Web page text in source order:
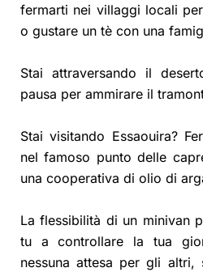
fermarti nei villaggi locali
o gustare un tè con una
Stai attraversando il
pausa per ammirare il
Stai visitando Essaouira?
nel famoso punto delle
una cooperativa di olio di
La flessibilità di un minivan
tu a controllare la tua
nessuna attesa per gli altri,